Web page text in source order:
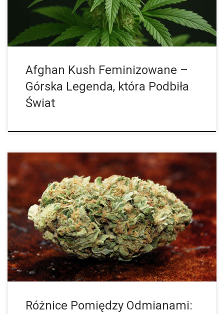
Afghan Kush Feminizowane –
Górska Legenda, która Podbiła
Świat
Każdy, kto miał chociaż trochę wspólnego z marihuaną, zapewne
słyszał o takich odmianach jak Kush, Skunk czy Haze. Czym
jednak różnią się one miedzy sobą? To wie niewiele osób. Kush
[…]
Różnice Pomiędzy Odmianami: